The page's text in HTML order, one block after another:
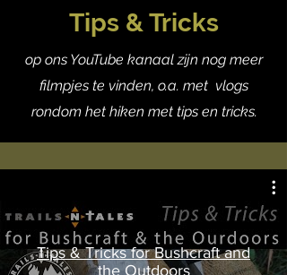
Tips & Tricks
op ons YouTube kanaal zijn nog meer
filmpjes te vinden, o.a. met vlogs
rondom het hiken met tips en tricks.
Tips & Tricks for Bushcraft and
the Outdoors